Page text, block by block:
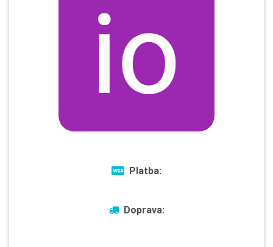
Platba:
Doprava: